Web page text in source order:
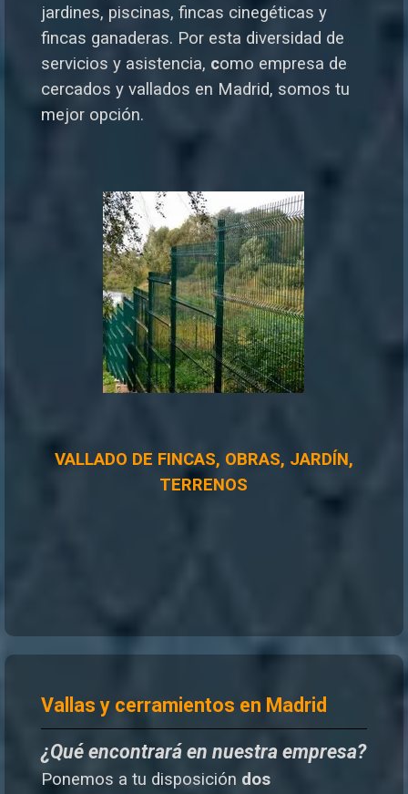
jardines, piscinas, fincas cinegéticas y
fincas ganaderas. Por esta diversidad de
servicios y asistencia, como empresa de
cercados y vallados en Madrid, somos tu
mejor opción.
VALLADO DE FINCAS, OBRAS, JARDÍN,
TERRENOS
Vallas y cerramientos en Madrid
¿Qué encontrará en nuestra empresa?
Ponemos a tu disposición dos